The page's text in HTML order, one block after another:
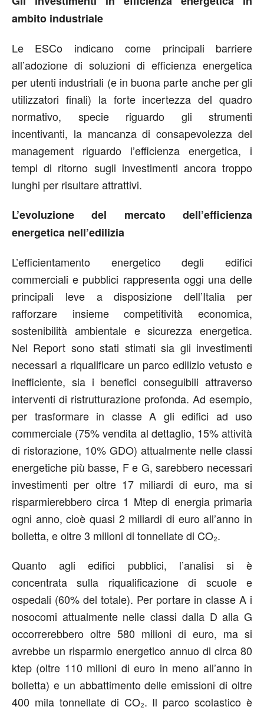
ambito industriale
Le ESCo indicano come principali barriere
all’adozione di soluzioni di efficienza energetica
per utenti industriali (e in buona parte anche per gli
utilizzatori finali) la forte incertezza del quadro
normativo, specie riguardo gli strumenti
incentivanti, la mancanza di consapevolezza del
management riguardo l’efficienza energetica, i
tempi di ritorno sugli investimenti ancora troppo
lunghi per risultare attrattivi.
L’evoluzione del mercato dell’efficienza
energetica nell’edilizia
L’efficientamento energetico degli edifici
commerciali e pubblici rappresenta oggi una delle
principali leve a disposizione dell’Italia per
rafforzare insieme competitività economica,
sostenibilità ambientale e sicurezza energetica.
Nel Report sono stati stimati sia gli investimenti
necessari a riqualificare un parco edilizio vetusto e
inefficiente, sia i benefici conseguibili attraverso
interventi di ristrutturazione profonda. Ad esempio,
per trasformare in classe A gli edifici ad uso
commerciale (75% vendita al dettaglio, 15% attività
di ristorazione, 10% GDO) attualmente nelle classi
energetiche più basse, F e G, sarebbero necessari
investimenti per oltre 17 miliardi di euro, ma si
risparmierebbero circa 1 Mtep di energia primaria
ogni anno, cioè quasi 2 miliardi di euro all’anno in
bolletta, e oltre 3 milioni di tonnellate di CO₂.
Quanto agli edifici pubblici, l’analisi si è
concentrata sulla riqualificazione di scuole e
ospedali (60% del totale). Per portare in classe A i
nosocomi attualmente nelle classi dalla D alla G
occorrerebbero oltre 580 milioni di euro, ma si
avrebbe un risparmio energetico annuo di circa 80
ktep (oltre 110 milioni di euro in meno all’anno in
bolletta) e un abbattimento delle emissioni di oltre
400 mila tonnellate di CO₂. Il parco scolastico è